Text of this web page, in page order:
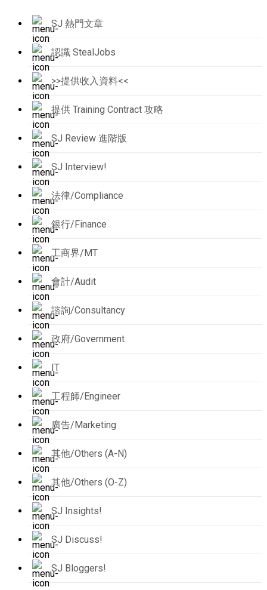
SJ 熱門文章
認識 StealJobs
>>提供收入資料<<
提供 Training Contract 攻略
SJ Review 進階版
SJ Interview!
法律/Compliance
銀行/Finance
工商界/MT
會計/Audit
諮詢/Consultancy
政府/Government
IT
工程師/Engineer
廣告/Marketing
其他/Others (A-N)
其他/Others (O-Z)
SJ Insights!
SJ Discuss!
SJ Bloggers!